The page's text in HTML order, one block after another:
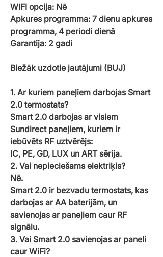
WIFI opcija: Nē
Apkures programma: 7 dienu apkures
programma, 4 periodi dienā
Garantija: 2 gadi
Biežāk uzdotie jautājumi (BUJ)
1. Ar kuriem paneļiem darbojas Smart
2.0 termostats?
Smart 2.0 darbojas ar visiem
Sundirect paneļiem, kuriem ir
iebūvēts RF uztvērējs:
IC, PE, GD, LUX un ART sērija.
2. Vai nepieciešams elektriķis?
Nē.
Smart 2.0 ir bezvadu termostats, kas
darbojas ar AA baterijām, un
savienojas ar paneļiem caur RF
signālu.
3. Vai Smart 2.0 savienojas ar paneli
caur WiFi?